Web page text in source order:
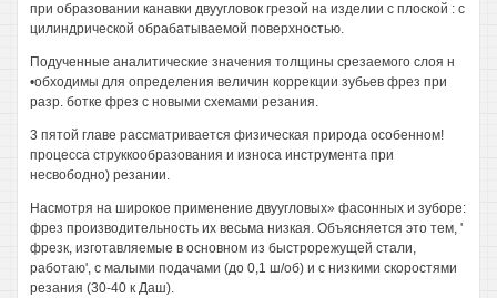
при образовании канавки двуугловок грезой на изделии с плоской : с
цилиндрической обрабатываемой поверхностью.
Подученные аналитические значения толщины срезаемого слоя н
•обходимы для определения величин коррекции зубьев фрез при
разр. ботке фрез с новыми схемами резания.
3 пятой главе рассматривается физическая природа особенном!
процесса струккообразования и износа инструмента при
несвободно) резании.
Насмотря на широкое применение двуугловых» фасонных и зуборе:
фрез производительность их весьма низкая. Объясняется это тем, '
фрезк, изготавляемые в основном из быстрорежущей стали,
работаю', с малыми подачами (до 0,1 ш/об) и с низкими скоростями
резания (30-40 к Даш).